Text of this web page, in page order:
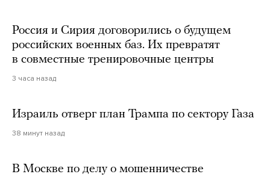
Россия и Сирия договорились о будущем
российских военных баз. Их превратят
в совместные тренировочные центры
3 часа назад
Израиль отверг план Трампа по сектору Газа
38 минут назад
В Москве по делу о мошенничестве